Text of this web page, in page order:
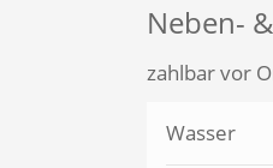
Neben-
zahlbar vor
Wasser